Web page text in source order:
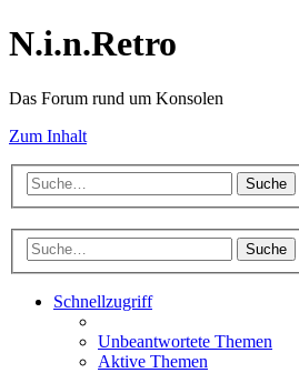
N.i.n.Retro
Das Forum rund um Konsolen
Zum Inhalt
Suche
Suche
Schnellzugriff
Unbeantwortete Themen
Aktive Themen